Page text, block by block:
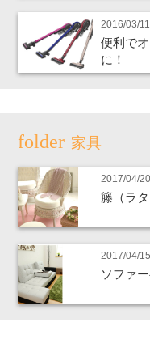
2016/03/11
便利で
に！
家具
2017/04/20
籐（ラ
2017/04/15
ソファ